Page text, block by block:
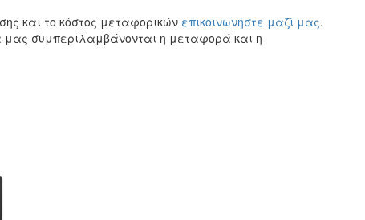
και το κόστος μεταφορικών επικοινωνήστε μαζί μας.
μας συμπεριλαμβάνονται η μεταφορά και η